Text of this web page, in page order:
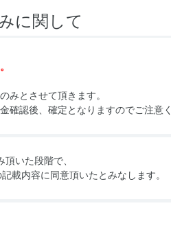
に関して
みとさせて頂きます。
確認後、確定となりますのでご注意く
頂いた段階で、
記載内容に同意頂いたとみなします。